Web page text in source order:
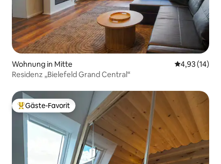
Wohnung in Mitte
4,93 (14)
Residenz „Bielefeld Grand Central“
Beliebter Gäste-Favorit.
Gäste-Favorit